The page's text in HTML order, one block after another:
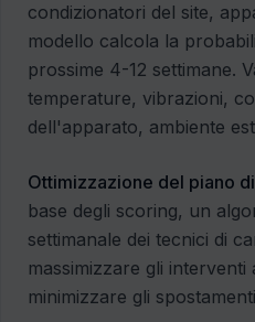
condizionatori del site,
modello calcola la
prossime 4-12 settimane.
temperature, vibrazioni,
dell'apparato, ambiente
Ottimizzazione del piano
base degli scoring, un
settimanale dei tecnici di
massimizzare gli interventi
minimizzare gli